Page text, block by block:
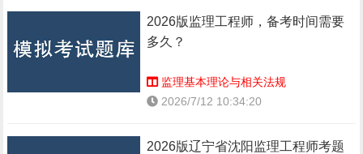
2026版监理工程师，备考时间需要
多久？
监理基本理论与相关法规
2026/7/12 10:34:20
2026版辽宁省沈阳监理工程师考题